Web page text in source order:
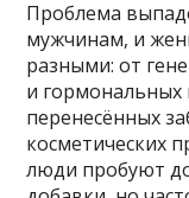
Проблема
мужчинам, и
разными: от
и гормональных
перенесённых
косметических
люди пробуют